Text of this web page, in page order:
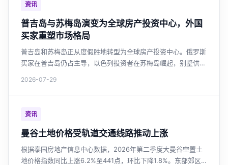
资讯
普吉岛与苏梅岛演变为全球房产投资中心，外国
买家重塑市场格局
普吉岛和苏梅岛正从度假胜地转型为全球房产投资中心。俄罗斯
买家在普吉岛仍占主导，以色列投资者在苏梅岛崛起，别墅供应
2026-07-29
资讯
曼谷土地价格受轨道交通线路推动上涨
根据泰国房地产信息中心数据，2026年第二季度大曼谷空置土
地价格指数同比上涨6.2%至441点，环比下降1.8%。东部郊区